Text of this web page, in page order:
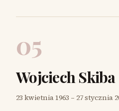
05
Wojciech Skiba
23 kwietnia 1963 – 27 stycznia